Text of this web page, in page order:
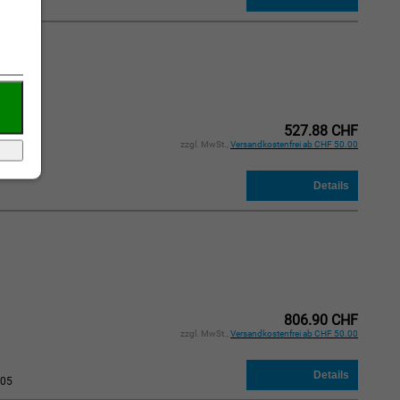
527.88 CHF
zzgl. MwSt., Versandkostenfrei ab CHF 50.00
806.90 CHF
zzgl. MwSt., Versandkostenfrei ab CHF 50.00